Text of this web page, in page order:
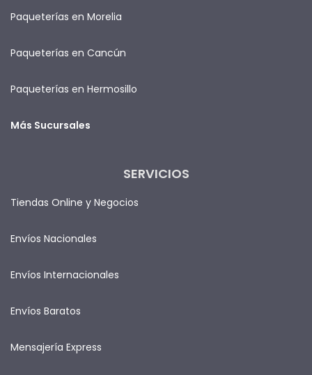
Paqueterías en Morelia
Paqueterías en Cancún
Paqueterías en Hermosillo
Más Sucursales
SERVICIOS
Tiendas Online y Negocios
Envíos Nacionales
Envíos Internacionales
Envíos Baratos
Mensajería Express